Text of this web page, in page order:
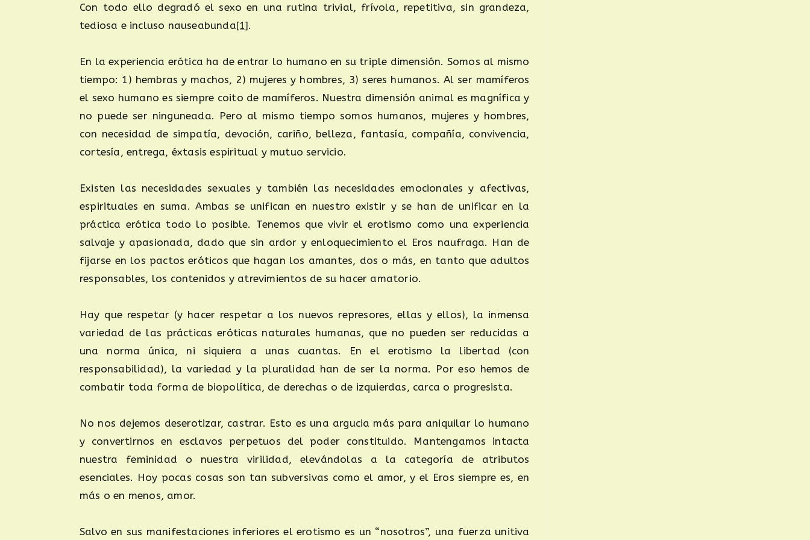
Con todo ello degradó el sexo en una rutina trivial, frívola, repetitiva, sin grandeza,
tediosa e incluso nauseabunda[1].
En la experiencia erótica ha de entrar lo humano en su triple dimensión. Somos al mismo
tiempo: 1) hembras y machos, 2) mujeres y hombres, 3) seres humanos. Al ser mamíferos
el sexo humano es siempre coito de mamíferos. Nuestra dimensión animal es magnífica y
no puede ser ninguneada. Pero al mismo tiempo somos humanos, mujeres y hombres,
con necesidad de simpatía, devoción, cariño, belleza, fantasía, compañía, convivencia,
cortesía, entrega, éxtasis espiritual y mutuo servicio.
Existen las necesidades sexuales y también las necesidades emocionales y afectivas,
espirituales en suma. Ambas se unifican en nuestro existir y se han de unificar en la
práctica erótica todo lo posible. Tenemos que vivir el erotismo como una experiencia
salvaje y apasionada, dado que sin ardor y enloquecimiento el Eros naufraga. Han de
fijarse en los pactos eróticos que hagan los amantes, dos o más, en tanto que adultos
responsables, los contenidos y atrevimientos de su hacer amatorio.
Hay que respetar (y hacer respetar a los nuevos represores, ellas y ellos), la inmensa
variedad de las prácticas eróticas naturales humanas, que no pueden ser reducidas a
una norma única, ni siquiera a unas cuantas. En el erotismo la libertad (con
responsabilidad), la variedad y la pluralidad han de ser la norma. Por eso hemos de
combatir toda forma de biopolítica, de derechas o de izquierdas, carca o progresista.
No nos dejemos deserotizar, castrar. Esto es una argucia más para aniquilar lo humano
y convertirnos en esclavos perpetuos del poder constituido. Mantengamos intacta
nuestra feminidad o nuestra virilidad, elevándolas a la categoría de atributos
esenciales. Hoy pocas cosas son tan subversivas como el amor, y el Eros siempre es, en
más o en menos, amor.
Salvo en sus manifestaciones inferiores el erotismo es un “nosotros”, una fuerza unitiva